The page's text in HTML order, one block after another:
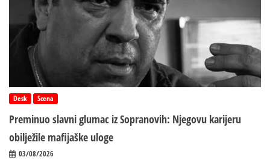
Desk Scena
Preminuo slavni glumac iz Sopranovih: Njegovu karijeru
obilježile mafijaške uloge
03/08/2026